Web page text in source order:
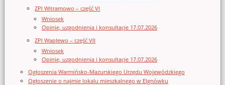
ZPI Witramowo – część VI
Wniosek
Opinie, uzgodnienia i konsultacje 17.07.2026
ZPI Waplewo – część VII
Wniosek
Opinie, uzgodnienia i konsultacje 17.07.2026
Ogłoszenia Warmińsko-Mazurskiego Urzędu Wojewódzkiego
Ogłoszenie o najmie lokalu mieszkalnego w Elgnówku